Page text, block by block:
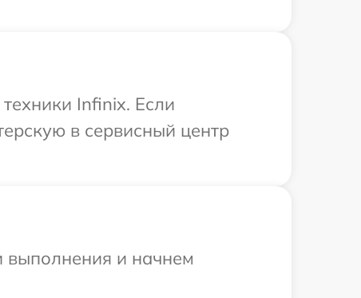
Infinix. Если
в сервисный центр
выполнения и начнем